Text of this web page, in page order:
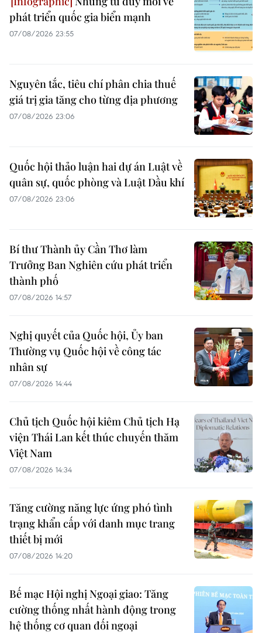
phát triển quốc gia biển mạnh
07/08/2026 23:55
Nguyên tắc, tiêu chí phân chia thuế
giá trị gia tăng cho từng địa phương
07/08/2026 23:06
Quốc hội thảo luận hai dự án Luật về
quân sự, quốc phòng và Luật Dầu khí
07/08/2026 23:06
Bí thư Thành ủy Cần Thơ làm
Trưởng Ban Nghiên cứu phát triển
thành phố
07/08/2026 14:57
Nghị quyết của Quốc hội, Ủy ban
Thường vụ Quốc hội về công tác
nhân sự
07/08/2026 14:44
Chủ tịch Quốc hội kiêm Chủ tịch Hạ
viện Thái Lan kết thúc chuyến thăm
Việt Nam
07/08/2026 14:34
Tăng cường năng lực ứng phó tình
trạng khẩn cấp với danh mục trang
thiết bị mới
07/08/2026 14:20
Bế mạc Hội nghị Ngoại giao: Tăng
cường thống nhất hành động trong
hệ thống cơ quan đối ngoại